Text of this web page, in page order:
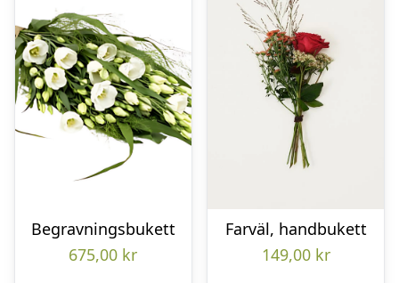
Begravningsbukett
675,00 kr
Farväl, handbukett
149,00 kr